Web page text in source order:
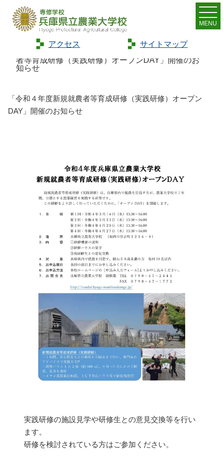
アクセス サイトマップ
MENU
Home> お知らせ>
「令和４年度新規就農
者等育成研修（実践研修）オープンDAY」開催のお
知らせ
「令和４年度新規就農者等育成研修（実践研修）オープン
DAY」開催のお知らせ
実践研修の施設見学や研修生との意見交換等を行い
ます。
研修を検討されている方はご参加ください。